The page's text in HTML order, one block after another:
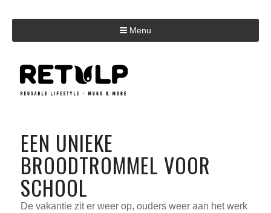
Menu
EEN UNIEKE
BROODTROMMEL VOOR
SCHOOL
De vakantie zit er weer op, ouders weer aan het werk